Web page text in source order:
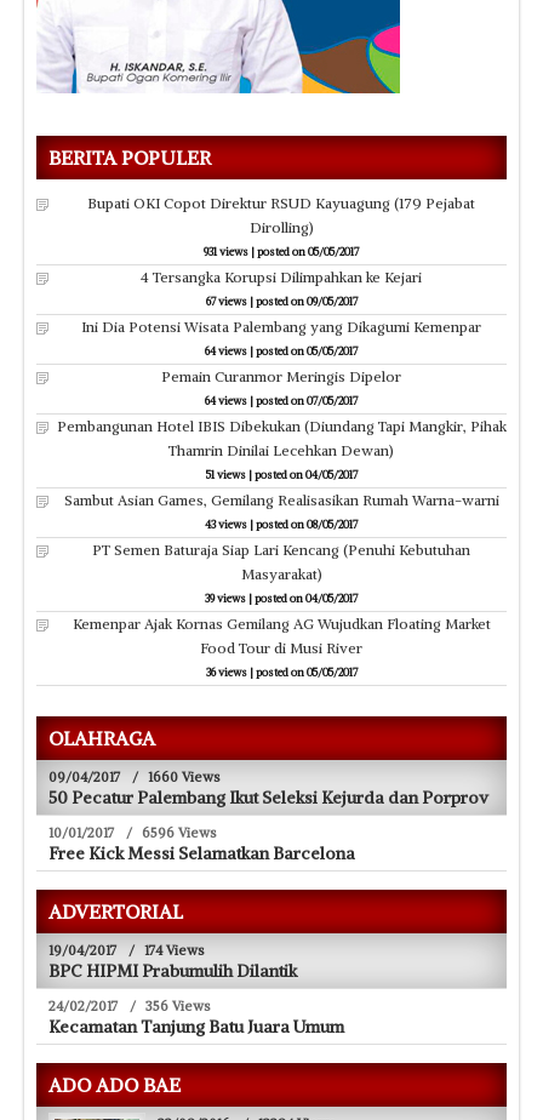
BERITA POPULER
Bupati OKI Copot Direktur RSUD Kayuagung (179 Pejabat
Dirolling)
931 views |posted on 05/05/2017
4 Tersangka Korupsi Dilimpahkan ke Kejari
67 views|posted on 09/05/2017
Ini Dia Potensi Wisata Palembang yang Dikagumi Kemenpar
64 views |posted on 05/05/2017
Pemain Curanmor Meringis Dipelor
64 views |posted on 07/05/2017
Pembangunan Hotel IBIS Dibekukan (Diundang Tapi Mangkir, Pihak
Thamrin Dinilai Lecehkan Dewan)
51 views|posted on 04/05/2017
Sambut Asian Games, Gemilang Realisasikan Rumah Warna-warni
43 views |posted on 08/05/2017
PT Semen Baturaja Siap Lari Kencang (Penuhi Kebutuhan
Masyarakat)
39 views |posted on 04/05/2017
Kemenpar Ajak Kornas Gemilang AG Wujudkan Floating Market
Food Tour di Musi River
36 views|posted on 05/05/2017
OLAHRAGA
09/04/2017 / 1660 Views
50 Pecatur Palembang Ikut Seleksi Kejurda dan Porprov
10/01/2017 / 6596 Views
Free Kick Messi Selamatkan Barcelona
ADVERTORIAL
19/04/2017 / 174 Views
BPC HIPMI Prabumulih Dilantik
24/02/2017 / 356 Views
Kecamatan Tanjung Batu Juara Umum
ADO ADO BAE